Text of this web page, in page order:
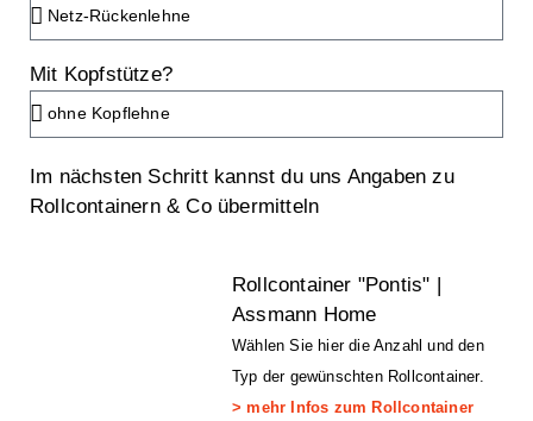
Mit Kopfstütze?
Im nächsten Schritt kannst du uns Angaben zu
Rollcontainern & Co übermitteln
Rollcontainer "Pontis" |
Assmann Home
Wählen Sie hier die Anzahl und den
Typ der gewünschten Rollcontainer.
> mehr Infos zum Rollcontainer